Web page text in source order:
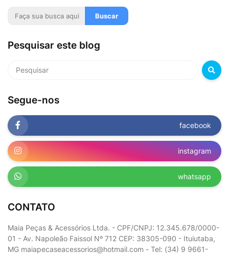
Pesquisar este blog
Segue-nos
facebook
instagram
whatsapp
CONTATO
Maia Peças & Acessórios Ltda. - CPF/CNPJ: 12.345.678/0000-
01 - Av. Napoleão Faissol Nº 712 CEP: 38305-090 - Ituiutaba,
MG maiapecaseacessorios@hotmail.com - Tel: (34) 9 9661-